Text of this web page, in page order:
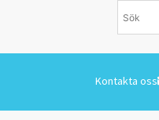
Kontakta oss